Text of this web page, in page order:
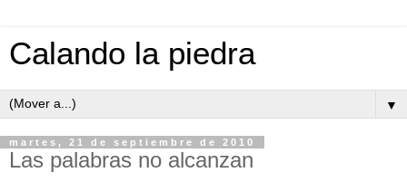
Calando la piedra
▼
martes, 21 de septiembre de 2010
Las palabras no alcanzan